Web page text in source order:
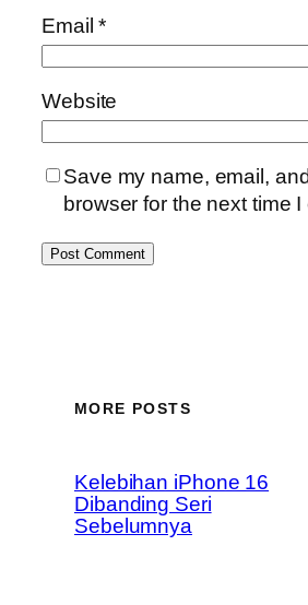
Email*
Website
Save my name, email,
browser for the next time I
MORE POSTS
Kelebihan iPhone 16
Dibanding Seri
Sebelumnya